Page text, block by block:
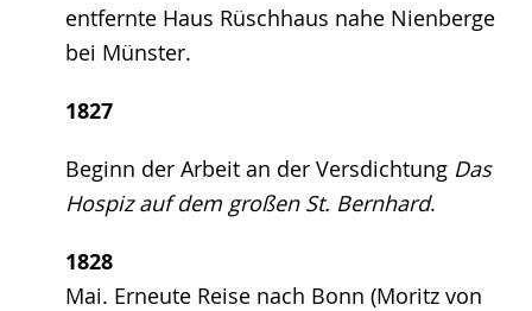
entfernte Haus Rüschhaus nahe Nienberge
bei Münster.
1827
Beginn der Arbeit an der Versdichtung Das
Hospiz auf dem großen St. Bernhard.
1828
Mai. Erneute Reise nach Bonn (Moritz von